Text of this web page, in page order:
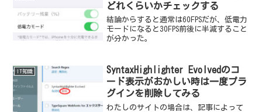
どれくらいかチェックする
結論からすると通常は60FPSだが、低電力
モードになると30FPS前後に半減すること
が分かった。
IT知識
SyntaxHighlighter Evolvedのコ
ード表示がおかしい時は一度プラ
グインを削除してみる
わたしのサイトの場合は、記事によって